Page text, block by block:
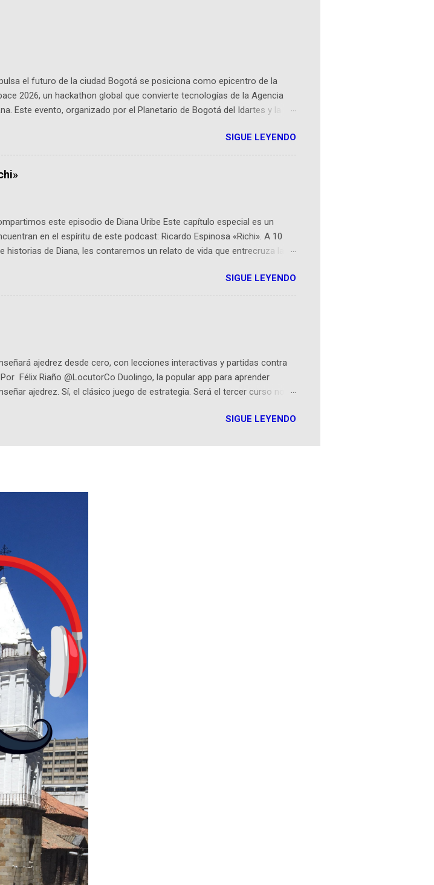
el futuro de la ciudad Bogotá se posiciona como epicentro de la
2026, un hackathon global que convierte tecnologías de la Agencia
Este evento, organizado por el Planetario de Bogotá del Idartes y la
en Bogotá ActInSpace es una competencia mundial que opera en
idear startups basadas en tecnologías espaciales como satélites y
de enero a las 10:00 a. m. en el Planetario (calle 26B #5-93), in...
SIGUE LEYENDO
este episodio de Diana Uribe Este capítulo especial es un
en el espíritu de este podcast: Ricardo Espinosa «Richi». A 10
de Diana, les contaremos un relato de vida que entrecruza la
del relato viviente que encarna una joven librera de Barichara y de
y sombrero que parecía sacado directamente de una novela de espías
los cómics, las novelas y los libros reunidos por Richi hoy se
Arango ¡Síguenos en nuestras Redes Sociales! Facebook:
SIGUE LEYENDO
ajedrez desde cero, con lecciones interactivas y partidas contra
Félix Riaño @LocutorCo Duolingo, la popular app para aprender
ajedrez. Sí, el clásico juego de estrategia. Será el tercer curso no
aprenderán desde lo más básico, como mover un alfil, hasta jugar
posible que una app que antes nos enseñó francés, ahora nos
SIGUE LEYENDO